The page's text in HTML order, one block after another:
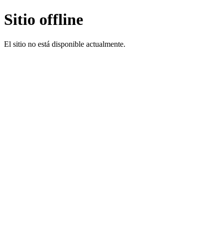
Sitio offline
El sitio no está disponible actualmente.